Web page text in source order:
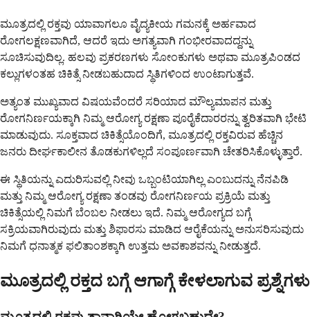
ಮೂತ್ರದಲ್ಲಿ ರಕ್ತವು ಯಾವಾಗಲೂ ವೈದ್ಯಕೀಯ ಗಮನಕ್ಕೆ ಅರ್ಹವಾದ
ರೋಗಲಕ್ಷಣವಾಗಿದೆ, ಆದರೆ ಇದು ಅಗತ್ಯವಾಗಿ ಗಂಭೀರವಾದದ್ದನ್ನು
ಸೂಚಿಸುವುದಿಲ್ಲ. ಹಲವು ಪ್ರಕರಣಗಳು ಸೋಂಕುಗಳು ಅಥವಾ ಮೂತ್ರಪಿಂಡದ
ಕಲ್ಲುಗಳಂತಹ ಚಿಕಿತ್ಸೆ ನೀಡಬಹುದಾದ ಸ್ಥಿತಿಗಳಿಂದ ಉಂಟಾಗುತ್ತವೆ.
ಅತ್ಯಂತ ಮುಖ್ಯವಾದ ವಿಷಯವೆಂದರೆ ಸರಿಯಾದ ಮೌಲ್ಯಮಾಪನ ಮತ್ತು
ರೋಗನಿರ್ಣಯಕ್ಕಾಗಿ ನಿಮ್ಮ ಆರೋಗ್ಯ ರಕ್ಷಣಾ ಪೂರೈಕೆದಾರರನ್ನು ತ್ವರಿತವಾಗಿ ಭೇಟಿ
ಮಾಡುವುದು. ಸೂಕ್ತವಾದ ಚಿಕಿತ್ಸೆಯೊಂದಿಗೆ, ಮೂತ್ರದಲ್ಲಿ ರಕ್ತವಿರುವ ಹೆಚ್ಚಿನ
ಜನರು ದೀರ್ಘಕಾಲೀನ ತೊಡಕುಗಳಿಲ್ಲದೆ ಸಂಪೂರ್ಣವಾಗಿ ಚೇತರಿಸಿಕೊಳ್ಳುತ್ತಾರೆ.
ಈ ಸ್ಥಿತಿಯನ್ನು ಎದುರಿಸುವಲ್ಲಿ ನೀವು ಒಬ್ಬಂಟಿಯಾಗಿಲ್ಲ ಎಂಬುದನ್ನು ನೆನಪಿಡಿ
ಮತ್ತು ನಿಮ್ಮ ಆರೋಗ್ಯ ರಕ್ಷಣಾ ತಂಡವು ರೋಗನಿರ್ಣಯ ಪ್ರಕ್ರಿಯೆ ಮತ್ತು
ಚಿಕಿತ್ಸೆಯಲ್ಲಿ ನಿಮಗೆ ಬೆಂಬಲ ನೀಡಲು ಇದೆ. ನಿಮ್ಮ ಆರೋಗ್ಯದ ಬಗ್ಗೆ
ಸಕ್ರಿಯವಾಗಿರುವುದು ಮತ್ತು ಶಿಫಾರಸು ಮಾಡಿದ ಆರೈಕೆಯನ್ನು ಅನುಸರಿಸುವುದು
ನಿಮಗೆ ಧನಾತ್ಮಕ ಫಲಿತಾಂಶಕ್ಕಾಗಿ ಉತ್ತಮ ಅವಕಾಶವನ್ನು ನೀಡುತ್ತದೆ.
ಮೂತ್ರದಲ್ಲಿ ರಕ್ತದ ಬಗ್ಗೆ ಆಗಾಗ್ಗೆ ಕೇಳಲಾಗುವ ಪ್ರಶ್ನೆಗಳು